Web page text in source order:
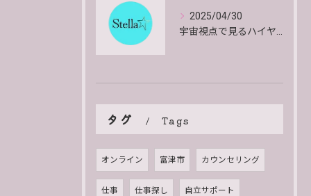
2025/04/30
タグ Tags
オンライン 富津市 カウンセリング
仕事 仕事探し 自立サポート